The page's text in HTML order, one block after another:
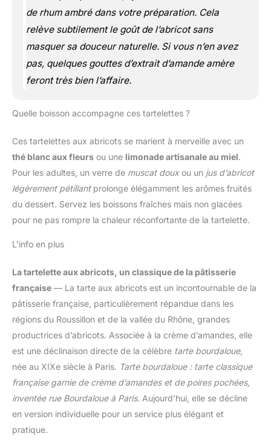
de rhum ambré dans votre préparation. Cela
relève subtilement le goût de l’abricot sans
masquer sa douceur naturelle. Si vous n’en avez
pas, quelques gouttes d’extrait d’amande amère
feront très bien l’affaire.
Quelle boisson accompagne ces tartelettes ?
Ces tartelettes aux abricots se marient à merveille avec un
thé blanc aux fleurs ou une limonade artisanale au miel.
Pour les adultes, un verre de muscat douxou un jus d’abricot
légèrement pétillantprolonge élégamment les arômes fruités
du dessert. Servez les boissons fraîches mais non glacées
pour ne pas rompre la chaleur réconfortante de la tartelette.
L’info en plus
La tartelette aux abricots, un classique de la pâtisserie
française — La tarte aux abricots est un incontournable de la
pâtisserie française, particulièrement répandue dans les
régions du Roussillon et de la vallée du Rhône, grandes
productrices d’abricots. Associée à la crème d’amandes, elle
est une déclinaison directe de la célèbre tarte bourdaloue,
née au XIXe siècle à Paris. Tarte bourdaloue : tarte classique
française garnie de crème d’amandes et de poires pochées,
inventée rue Bourdaloue à Paris. Aujourd’hui, elle se décline
en version individuelle pour un service plus élégant et
pratique.